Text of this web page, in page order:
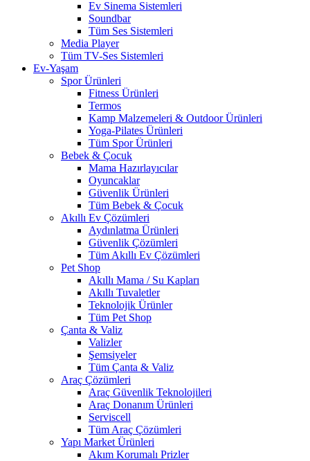
Ev Sinema Sistemleri
Soundbar
Tüm Ses Sistemleri
Media Player
Tüm TV-Ses Sistemleri
Ev-Yaşam
Spor Ürünleri
Fitness Ürünleri
Termos
Kamp Malzemeleri & Outdoor Ürünleri
Yoga-Pilates Ürünleri
Tüm Spor Ürünleri
Bebek & Çocuk
Mama Hazırlayıcılar
Oyuncaklar
Güvenlik Ürünleri
Tüm Bebek & Çocuk
Akıllı Ev Çözümleri
Aydınlatma Ürünleri
Güvenlik Çözümleri
Tüm Akıllı Ev Çözümleri
Pet Shop
Akıllı Mama / Su Kapları
Akıllı Tuvaletler
Teknolojik Ürünler
Tüm Pet Shop
Çanta & Valiz
Valizler
Şemsiyeler
Tüm Çanta & Valiz
Araç Çözümleri
Araç Güvenlik Teknolojileri
Araç Donanım Ürünleri
Serviscell
Tüm Araç Çözümleri
Yapı Market Ürünleri
Akım Korumalı Prizler